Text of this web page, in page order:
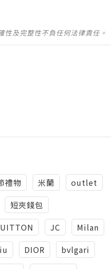
及完整性不負任何法律責任。
禮物 米蘭
outlet
短夾錢包
JC
Milan
DIOR
bvlgari